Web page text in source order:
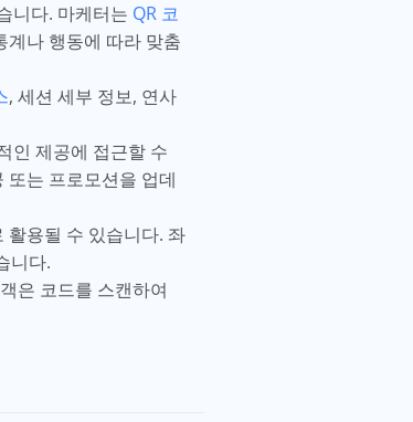
니다. 마케터는 QR 코
계나 행동에 따라 맞춤
, 세션 세부 정보, 연사
인 제공에 접근할 수
또는 프로모션을 업데
활용될 수 있습니다. 좌
니다.
은 코드를 스캔하여